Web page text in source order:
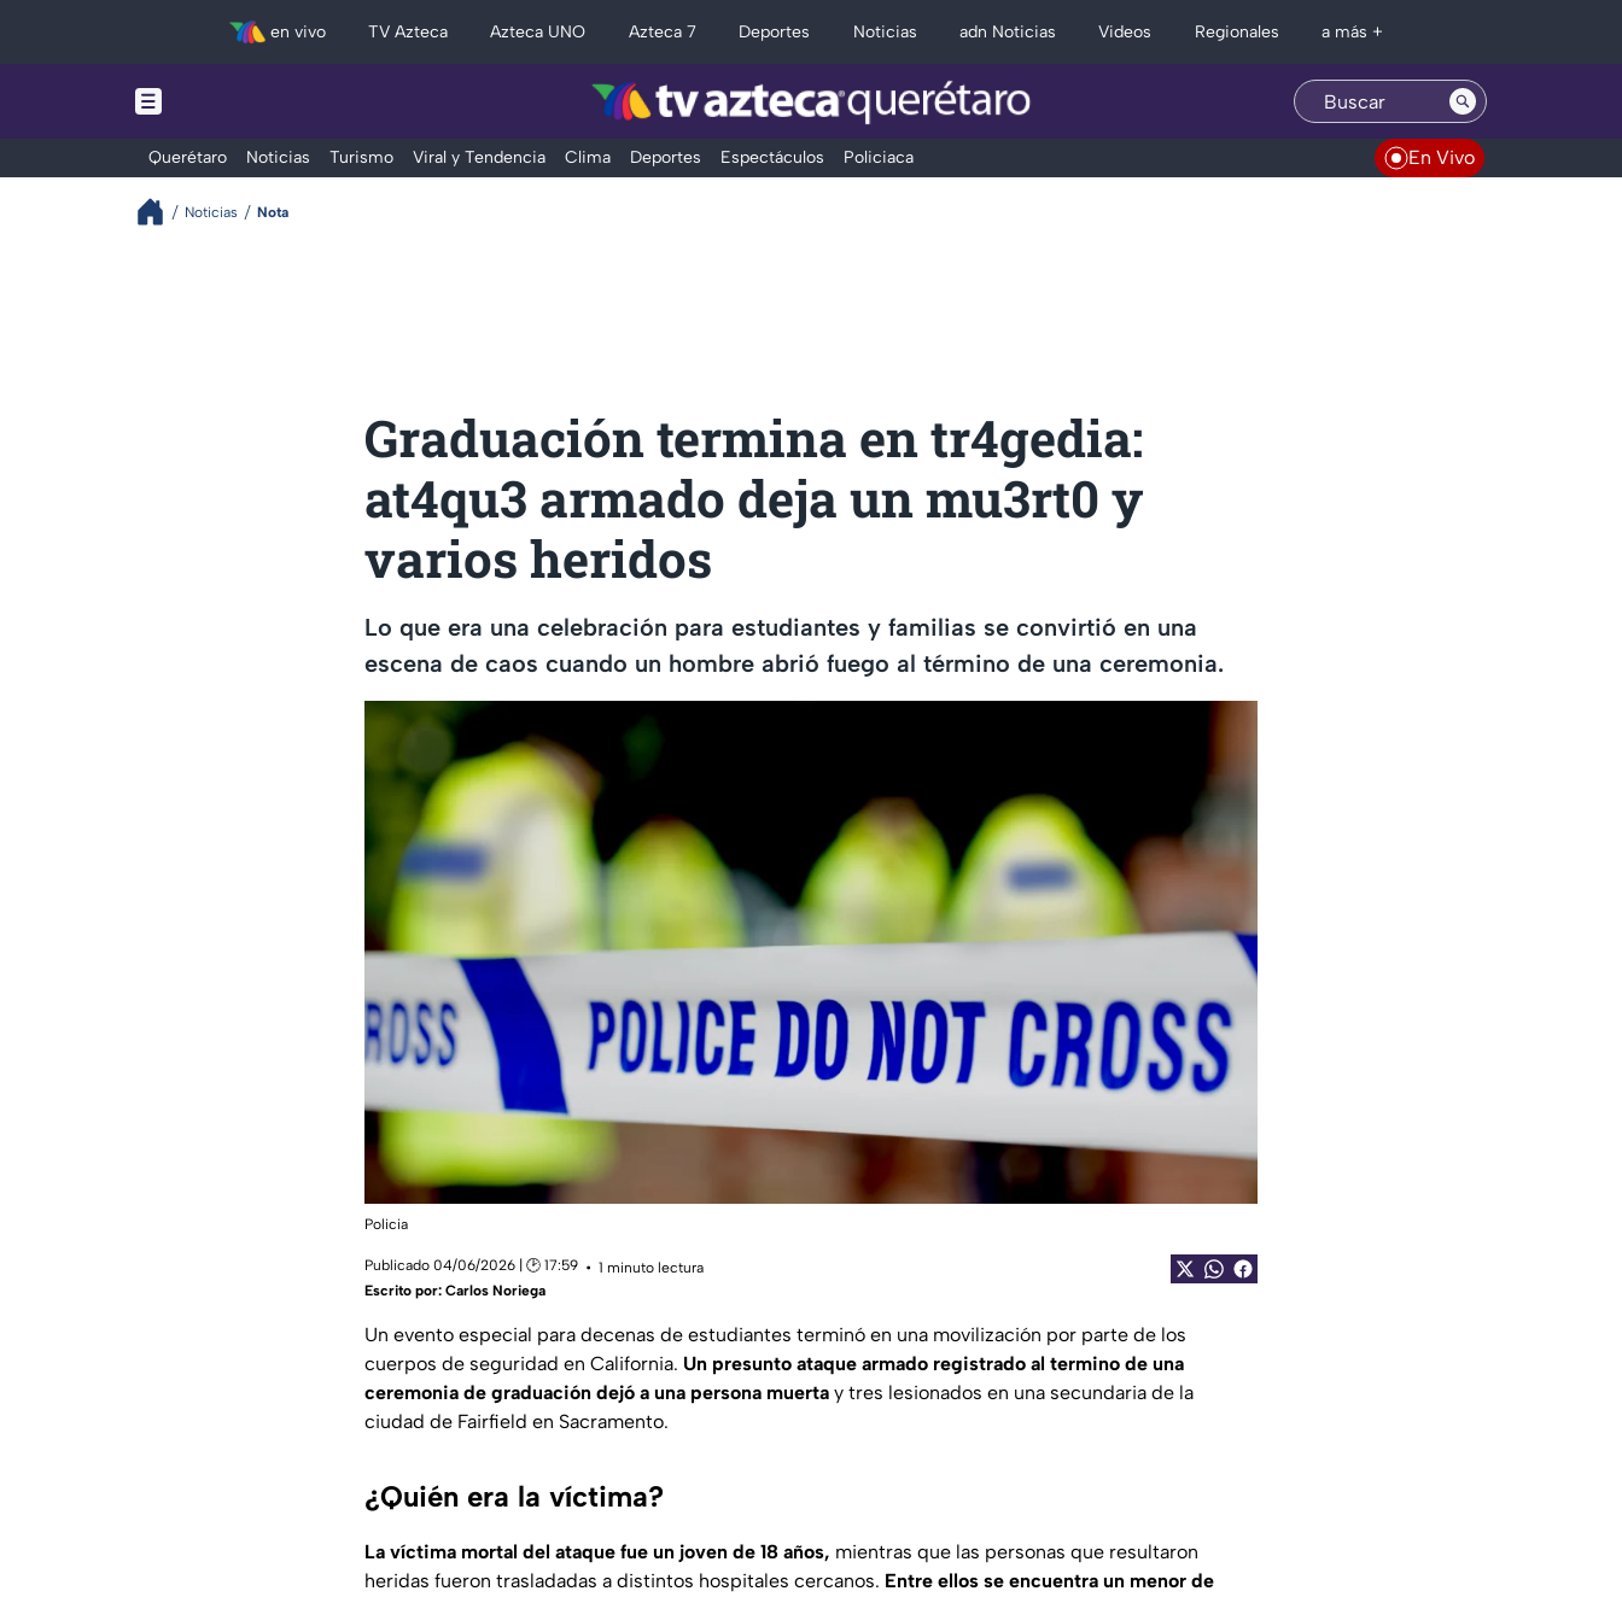
en vivo TV Azteca Azteca UNO Azteca 7 Deportes Noticias adn Noticias Videos Regionales a más +
Querétaro Noticias Turismo Viral y Tendencia Clima Deportes Espectáculos Policiaca En Vivo
Noticias Nota
Graduación termina en tr4gedia:
at4qu3 armado deja un mu3rt0 y
varios heridos
Lo que era una celebración para estudiantes y familias se convirtió en una
escena de caos cuando un hombre abrió fuego al término de una ceremonia.
Policia
Publicado 04/06/2026 | 🕑 17:59
1 minuto lectura
Escrito por: Carlos Noriega
Un evento especial para decenas de estudiantes terminó en una movilización por parte de los
cuerpos de seguridad en California. Un presunto ataque armado registrado al termino de una
ceremonia de graduación dejó a una persona muerta y tres lesionados en una secundaria de la
ciudad de Fairfield en Sacramento.
¿Quién era la víctima?
La víctima mortal del ataque fue un joven de 18 años, mientras que las personas que resultaron
heridas fueron trasladadas a distintos hospitales cercanos. Entre ellos se encuentra un menor de